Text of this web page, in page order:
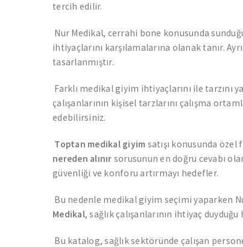
tercih edilir.
Nur Medikal, cerrahi bone konusunda
ihtiyaçlarını karşılamalarına olanak tanır.
tasarlanmıştır.
Farklı medikal giyim ihtiyaçlarını ile
çalışanlarının kişisel tarzlarını çalışma
edebilirsiniz.
Toptan medikal giyim satışı konusunda
nereden alınır sorusunun en doğru cevabı
güvenliği ve konforu artırmayı hedefler.
Bu nedenle medikal giyim seçimi yaparken
Medikal, sağlık çalışanlarının ihtiyaç
Bu katalog, sağlık sektöründe çalışan